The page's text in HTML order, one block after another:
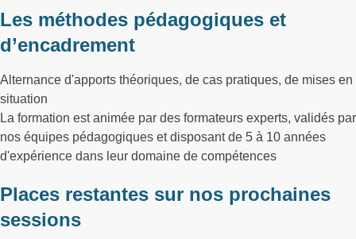
Les méthodes pédagogiques et
d’encadrement
Alternance d'apports théoriques, de cas pratiques, de mises en
situation
La formation est animée par des formateurs experts, validés par
nos équipes pédagogiques et disposant de 5 à 10 années
d'expérience dans leur domaine de compétences
Places restantes sur nos prochaines
sessions